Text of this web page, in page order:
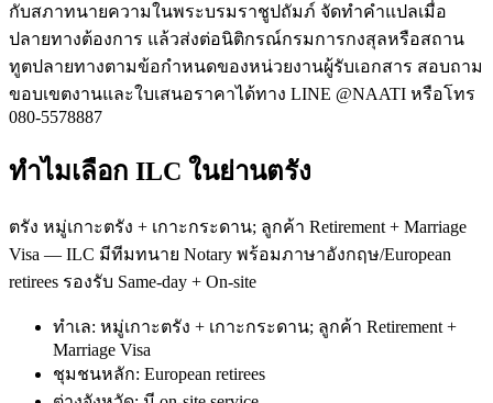
กับสภาทนายความในพระบรมราชูปถัมภ์ จัดทำคำแปลเมื่อ
ปลายทางต้องการ แล้วส่งต่อนิติกรณ์กรมการกงสุลหรือสถาน
ทูตปลายทางตามข้อกำหนดของหน่วยงานผู้รับเอกสาร สอบถาม
ขอบเขตงานและใบเสนอราคาได้ทาง LINE @NAATI หรือโทร
080-5578887
ทำไมเลือก ILC ในย่านตรัง
ตรัง หมู่เกาะตรัง + เกาะกระดาน; ลูกค้า Retirement + Marriage
Visa — ILC มีทีมทนาย Notary พร้อมภาษาอังกฤษ/European
retirees รองรับ Same-day + On-site
ทำเล: หมู่เกาะตรัง + เกาะกระดาน; ลูกค้า Retirement +
Marriage Visa
ชุมชนหลัก: European retirees